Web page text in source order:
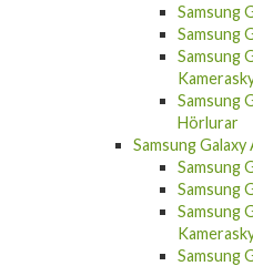
Samsung
Samsung
Samsung
Samsung
Hörlurar
Samsung Galaxy
Samsung
Samsung
Samsung
Samsung